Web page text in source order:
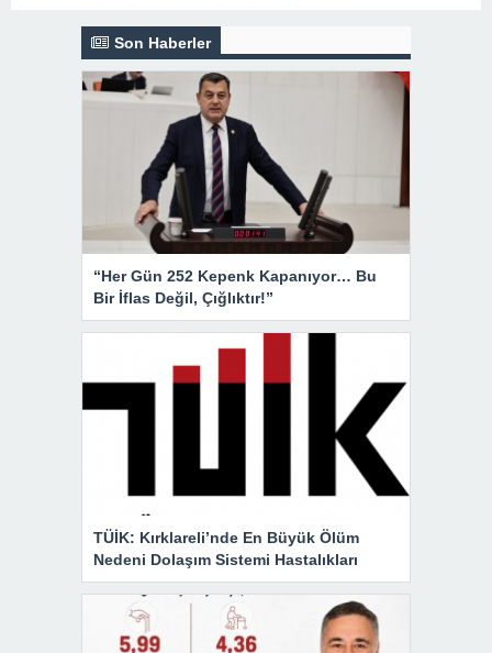
Son Haberler
“Her Gün 252 Kepenk Kapanıyor… Bu
Bir İflas Değil, Çığlıktır!”
TÜİK: Kırklareli’nde En Büyük Ölüm
Nedeni Dolaşım Sistemi Hastalıkları